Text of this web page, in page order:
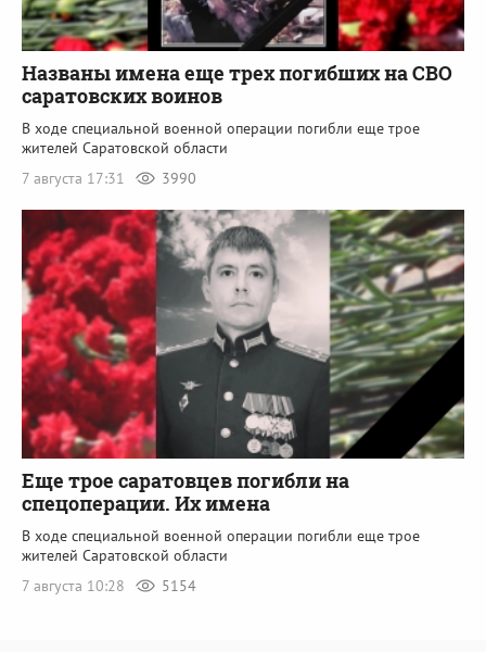
Названы имена еще трех погибших на СВО
саратовских воинов
В ходе специальной военной операции погибли еще трое
жителей Саратовской области
7 августа 17:31
3990
Еще трое саратовцев погибли на
спецоперации. Их имена
В ходе специальной военной операции погибли еще трое
жителей Саратовской области
7 августа 10:28
5154